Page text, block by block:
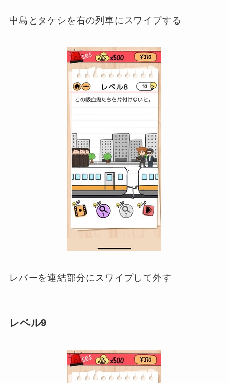
中島とタケシを右の列車にスワイプする
レバーを連結部分にスワイプして外す
レベル9